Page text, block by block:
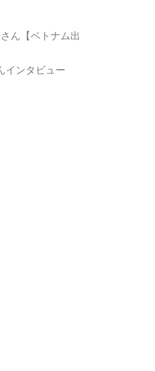
ん【ベトナム出
ンタビュー